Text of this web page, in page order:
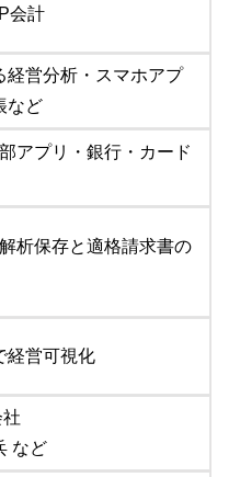
会計
経営分析・スマホアプ
など
アプリ・銀行・カード
析保存と適格請求書の
経営可視化
など